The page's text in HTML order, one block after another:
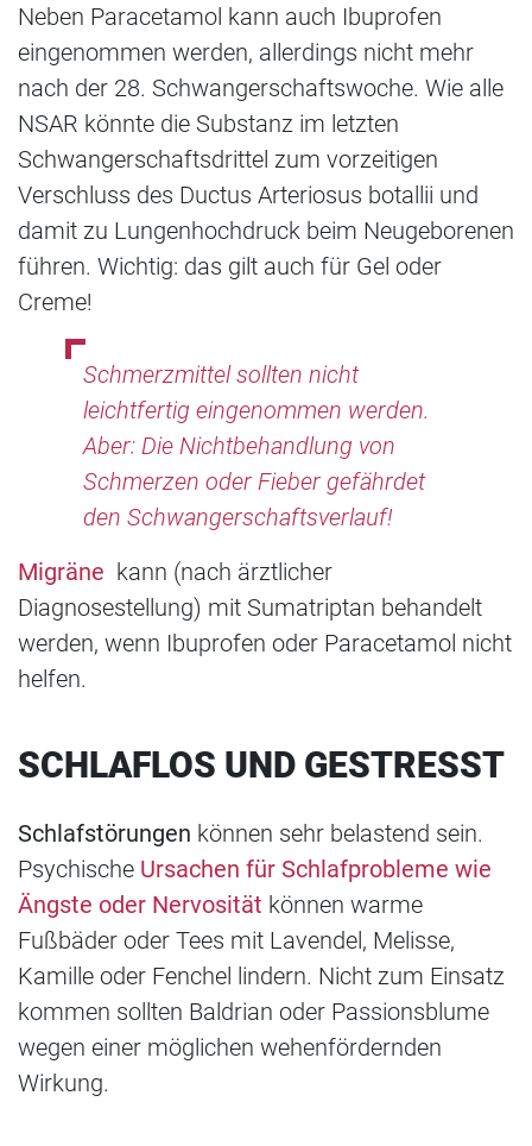
Neben Paracetamol kann auch Ibuprofen
eingenommen werden, allerdings nicht mehr
nach der 28. Schwangerschaftswoche. Wie alle
NSAR könnte die Substanz im letzten
Schwangerschaftsdrittel zum vorzeitigen
Verschluss des Ductus Arteriosus botallii und
damit zu Lungenhochdruck beim Neugeborenen
führen. Wichtig: das gilt auch für Gel oder
Creme!
Schmerzmittel sollten nicht
leichtfertig eingenommen werden.
Aber: Die Nichtbehandlung von
Schmerzen oder Fieber gefährdet
den Schwangerschaftsverlauf!
Migräne kann (nach ärztlicher
Diagnosestellung) mit Sumatriptan behandelt
werden, wenn Ibuprofen oder Paracetamol nicht
helfen.
SCHLAFLOS UND GESTRESST
Schlafstörungen können sehr belastend sein.
Psychische Ursachen für Schlafprobleme wie
Ängste oder Nervosität können warme
Fußbäder oder Tees mit Lavendel, Melisse,
Kamille oder Fenchel lindern. Nicht zum Einsatz
kommen sollten Baldrian oder Passionsblume
wegen einer möglichen wehenfördernden
Wirkung.